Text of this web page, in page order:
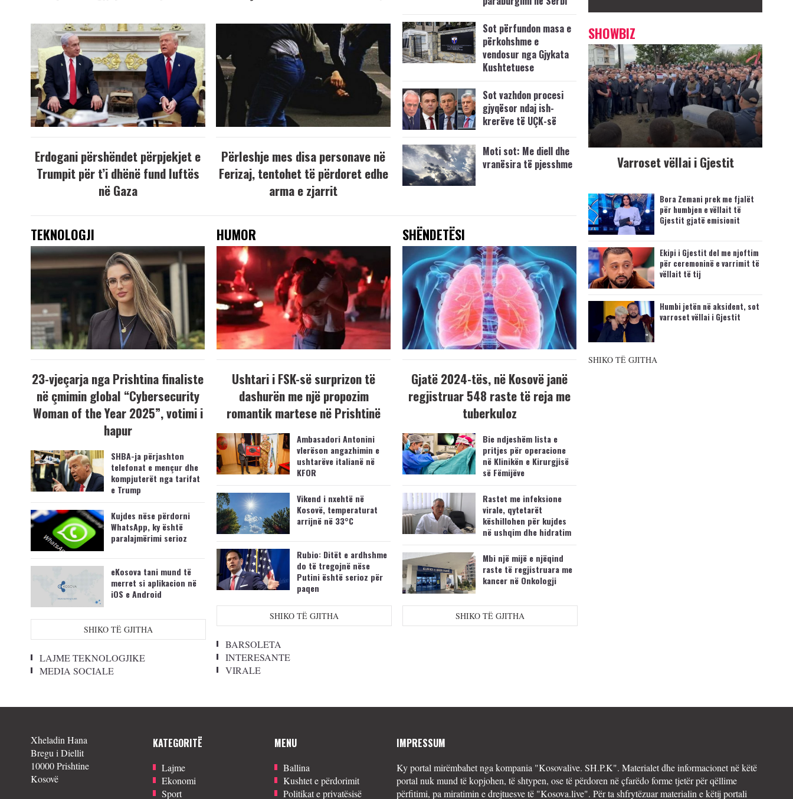
Erdogani përshëndet përpjekjet e
Trumpit për t’i dhënë fund luftës
në Gaza
Përleshje mes disa personave në
Ferizaj, tentohet të përdoret edhe
arma e zjarrit
Sot përfundon masa e
përkohshme e
vendosur nga Gjykata
Kushtetuese
Sot vazhdon procesi
gjyqësor ndaj ish-
krerëve të UÇK-së
Moti sot: Me diell dhe
vranësira të pjesshme
TEKNOLOGJI
23-vjeçarja nga Prishtina finaliste
në çmimin global “Cybersecurity
Woman of the Year 2025”, votimi i
hapur
SHBA-ja përjashton
telefonat e mençur dhe
kompjuterët nga tarifat
e Trump
Kujdes nëse përdorni
WhatsApp, ky është
paralajmërimi serioz
eKosova tani mund të
merret si aplikacion në
iOS e Android
SHIKO TË GJITHA
LAJME TEKNOLOGJIKE
MEDIA SOCIALE
HUMOR
Ushtari i FSK-së surprizon të
dashurën me një propozim
romantik martese në Prishtinë
Ambasadori Antonini
vlerëson angazhimin e
ushtarëve italianë në
KFOR
Vikend i nxehtë në
Kosovë, temperaturat
arrijnë në 33°C
Rubio: Ditët e ardhshme
do të tregojnë nëse
Putini është serioz për
paqen
SHIKO TË GJITHA
BARSOLETA
INTERESANTE
VIRALE
SHËNDETËSI
Gjatë 2024-tës, në Kosovë janë
regjistruar 548 raste të reja me
tuberkuloz
Bie ndjeshëm lista e
pritjes për operacione
në Klinikën e Kirurgjisë
së Fëmijëve
Rastet me infeksione
virale, qytetarët
këshillohen për kujdes
në ushqim dhe hidratim
Mbi një mijë e njëqind
raste të regjistruara me
kancer në Onkologji
SHIKO TË GJITHA
SHOWBIZ
Varroset vëllai i Gjestit
Bora Zemani prek me fjalët
për humbjen e vëllait të
Gjestit gjatë emisionit
Ekipi i Gjestit del me njoftim
për ceremoninë e varrimit të
vëllait të tij
Humbi jetën në aksident, sot
varroset vëllai i Gjestit
SHIKO TË GJITHA
Xheladin Hana
Bregu i Diellit
10000 Prishtine
Kosovë
KATEGORITË
Lajme
Ekonomi
Sport
MENU
Ballina
Kushtet e përdorimit
Politikat e privatësisë
IMPRESSUM
Ky portal mirëmbahet nga kompania "Kosovalive. SH.P.K". Materialet dhe informacionet në këtë
portal nuk mund të kopjohen, të shtypen, ose të përdoren në çfarëdo forme tjetër për qëllime
përfitimi, pa miratimin e drejtuesve të "Kosova.live". Për ta shfrytëzuar materialin e këtij portali